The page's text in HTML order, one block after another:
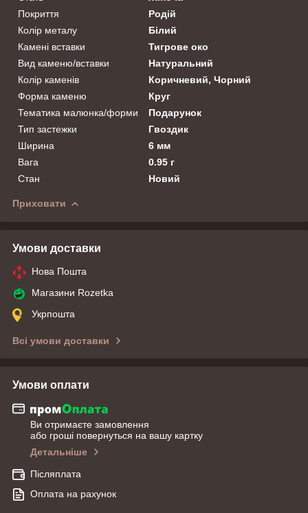
Покриття
Родій
Колір металу
Білий
Камені вставки
Тигрове око
Вид каменю/вставки
Натуральний
Колір каменів
Коричневий, Чорний
Форма каменю
Круг
Тематика малюнка/форми
Подарунок
Тип застежки
Гвоздик
Ширина
6 мм
Вага
0.95 г
Стан
Новий
Приховати
Умови доставки
Нова Пошта
Магазини Rozetka
Укрпошта
Всі умови доставки
Умови оплати
Ви отримаєте замовлення
або гроші повернуться на вашу картку
Детальніше
Післяплата
Оплата на рахунок